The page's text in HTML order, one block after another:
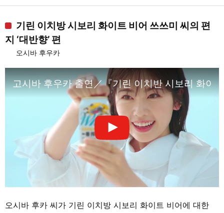
기린 이치방 시보리 화이트 비어 쓰쓰미 씨의 편
지 ‘대반향’ 편
오시바 후우카
고시바 후우카 출연／『기린 이치반 시보리 화이
오시바 후카 씨가 기린 이치방 시보리 화이트 비어에 대한